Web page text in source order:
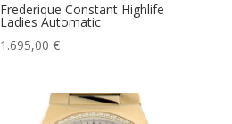
Frederique Constant Highlife
Ladies Automatic
1.695,00€